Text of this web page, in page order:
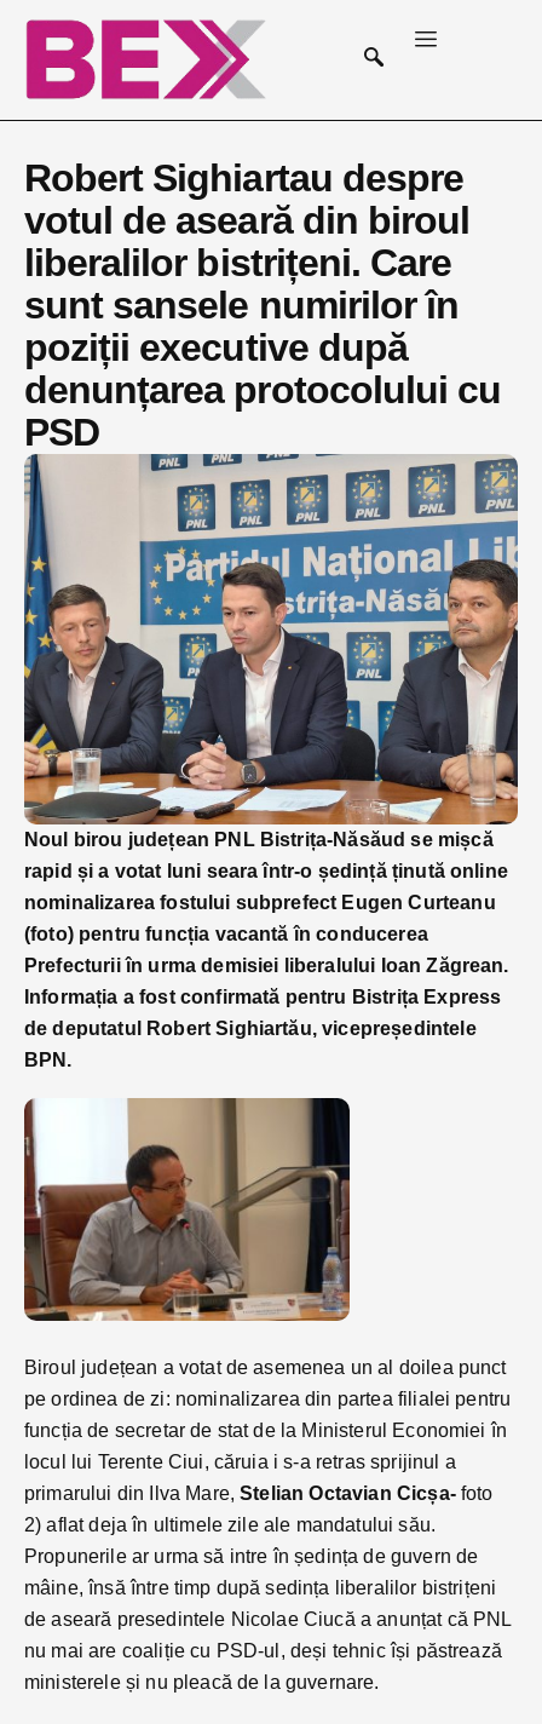
Robert Sighiartau despre
votul de aseară din biroul
liberalilor bistrițeni. Care
sunt sansele numirilor în
poziții executive după
denunțarea protocolului cu
PSD
Noul birou județean PNL Bistrița-Năsăud se mișcă
rapid și a votat luni seara într-o ședință ținută online
nominalizarea fostului subprefect Eugen Curteanu
(foto) pentru funcția vacantă în conducerea
Prefecturii în urma demisiei liberalului Ioan Zăgrean.
Informația a fost confirmată pentru Bistrița Express
de deputatul Robert Sighiartău, vicepreședintele
BPN.
Biroul județean a votat de asemenea un al doilea punct
pe ordinea de zi: nominalizarea din partea filialei pentru
funcția de secretar de stat de la Ministerul Economiei în
locul lui Terente Ciui, căruia i s-a retras sprijinul a
primarului din Ilva Mare, Stelian Octavian Cicșa-foto
2) aflat deja în ultimele zile ale mandatului său.
Propunerile ar urma să intre în ședința de guvern de
mâine, însă între timp după sedința liberalilor bistrițeni
de aseară presedintele Nicolae Ciucă a anunțat că PNL
nu mai are coaliție cu PSD-ul, deși tehnic își păstrează
ministerele și nu pleacă de la guvernare.